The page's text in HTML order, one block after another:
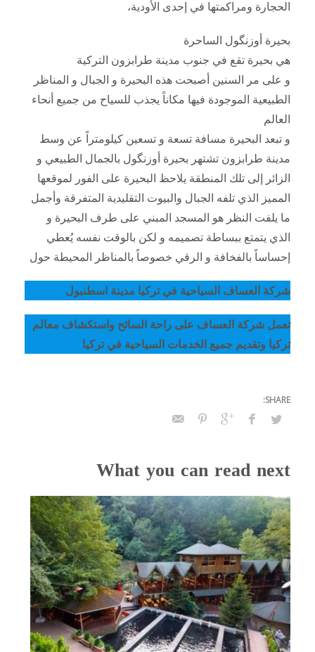
الحجارة ومراكمتها في إحدى الأودية،
بحيرة أوزنگول الساحرة
هي بحيرة تقع في جنوب مدينة طرابزون التركية
و على مر السنين أصبحت هذه البحيرة و الجبال و المناظر
الطبيعية الموجودة فيها مكاناً يجذب للسياح من جميع أنحاء
العالم
و تبعد البحيرة مسافة تسعة و تسعين كيلومتراً عن وسط
مدينة طرابزون تشتهر بحيرة أوزنگول بالجمال الطبيعي و
الزائر إلى تلك المنطقة يلاحظ البحيرة على الفور لموقعها
المميز الذي تلفه الجبال والبيوت التقليدية المتفرقة وأجمل
ما يلفت النظر هو المسجد المبني على طرف البحيرة و
الذي يتمتع ببساطة تصميمه و لكن بالوقت نفسه يُعطي
إحساساً بالفخافة و الرقي خصوصاً بالمناظر المحيطة حول
شركة العساف السياحية في تركيا مدينة اسطنبول
تعمل شركة العساف على راحة السائح واستكشاف معالم
تركيا وتقديم جميع الخدمات السياحية في تركيا
What you can read next